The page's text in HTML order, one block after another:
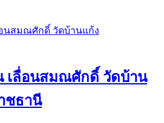
เลื่อนสมณศักดิ์ วัดบ้าน
ชธานี